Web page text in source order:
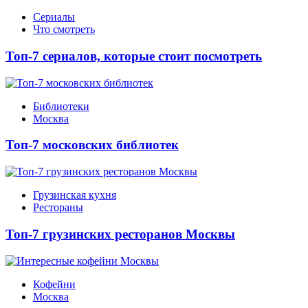
Сериалы
Что смотреть
Топ-7 сериалов, которые стоит посмотреть
Библиотеки
Москва
Топ-7 московских библиотек
Грузинская кухня
Рестораны
Топ-7 грузинских ресторанов Москвы
Кофейни
Москва